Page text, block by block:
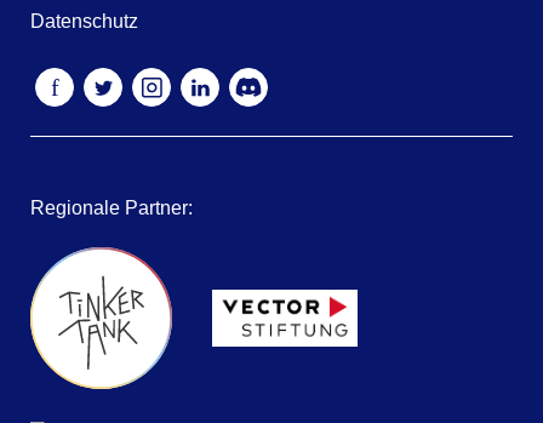
Datenschutz
f
Regionale Partner: